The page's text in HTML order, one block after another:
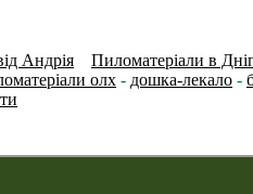
Андрія Пиломатеріали в
олх - дошка-лекало -